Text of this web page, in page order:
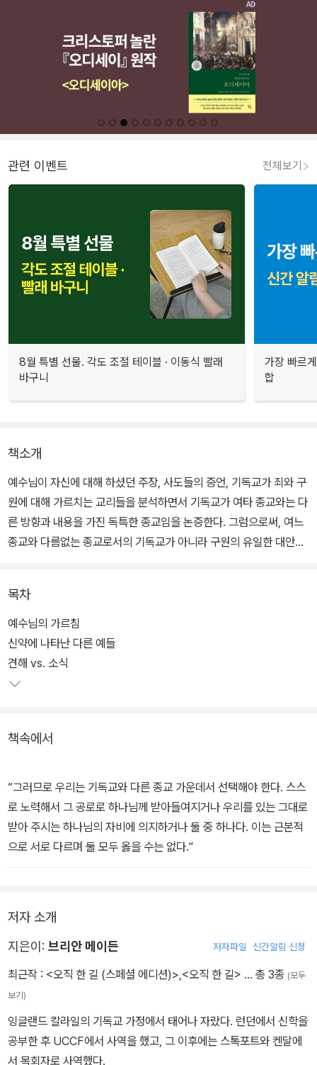
관련 이벤트 전체보기
8월 특별 선물. 각도 조절 테이블 · 이동식 빨래
바구니
가장 빠르
합
책소개
예수님이 자신에 대해 하셨던 주장, 사도들의 증언, 기독교가 죄와 구
원에 대해 가르치는 교리들을 분석하면서 기독교가 여타 종교와는 다
른 방향과 내용을 가진 독특한 종교임을 논증한다. 그럼으로써, 여느
종교와 다름없는 종교로서의 기독교가 아니라 구원의 유일한 대안으
목차
예수님의 가르침
신약에 나타난 다른 예들
견해 vs. 소식
책속에서
“그러므로 우리는 기독교와 다른 종교 가운데서 선택해야 한다. 스스
로 노력해서 그 공로로 하나님께 받아들여지거나 우리를 있는 그대로
받아 주시는 하나님의 자비에 의지하거나 둘 중 하나다. 이는 근본적
으로 서로 다르며 둘 모두 옳을 수는 없다.”
저자 소개
지은이: 브리안 메이든 저자파일 신간알림 신청
최근작 : <오직 한 길 (스페셜 에디션)>,<오직 한 길> … 총 3종 (모두
보기)
잉글랜드 칼라일의 기독교 가정에서 태어나 자랐다. 런던에서 신학을
공부한 후 UCCF에서 사역을 했고, 그 이후에는 스톡포트와 켄달에
서 목회자로 사역했다.